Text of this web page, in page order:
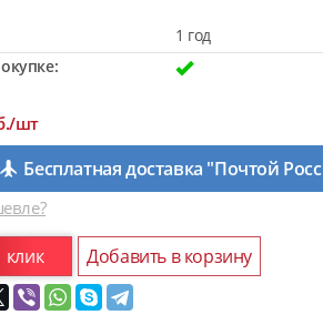
1 год
шт
Бесплатная доставка "Почтой
клик Добавить в корзину